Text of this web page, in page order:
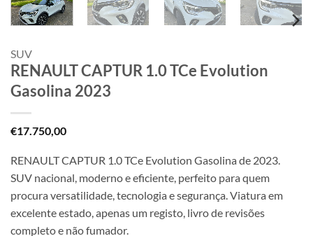
SUV
RENAULT CAPTUR 1.0 TCe Evolution
Gasolina 2023
€17.750,00
RENAULT CAPTUR 1.0 TCe Evolution Gasolina de 2023.
SUV nacional, moderno e eficiente, perfeito para quem
procura versatilidade, tecnologia e segurança. Viatura em
excelente estado, apenas um registo, livro de revisões
completo e não fumador.